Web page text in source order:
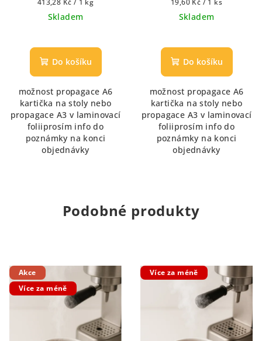
cena:
413,28 Kč / 1 kg
Skladem
Do košíku
možnost propagace A6
kartička na stoly nebo
propagace A3 v laminovací
foliiprosím info do
poznámky na konci
objednávky
cena:
19,60 Kč / 1 ks
Skladem
Do košíku
možnost propagace A6
kartička na stoly nebo
propagace A3 v laminovací
foliiprosím info do
poznámky na konci
objednávky
Podobné produkty
Akce
Více za méně
Více za méně